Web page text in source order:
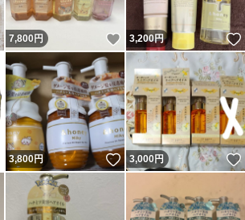
いいね！
7,800円 いいね！
3,200円
いいね！
3,800円 いいね！
3,000 円